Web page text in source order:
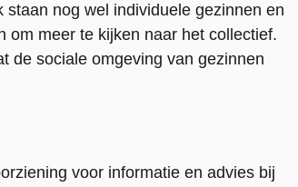
nog wel individuele gezinnen en
om meer te kijken naar het collectief.
de sociale omgeving van gezinnen
voor informatie en advies bij